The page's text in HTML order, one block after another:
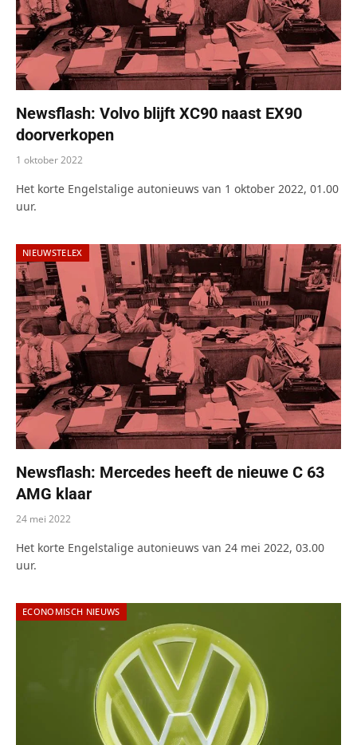
Newsflash: Volvo blijft XC90 naast EX90
doorverkopen
1 oktober 2022
Het korte Engelstalige autonieuws van 1 oktober 2022, 01.00
uur.
NIEUWSTELEX
Newsflash: Mercedes heeft de nieuwe C 63
AMG klaar
24 mei 2022
Het korte Engelstalige autonieuws van 24 mei 2022, 03.00
uur.
ECONOMISCH NIEUWS